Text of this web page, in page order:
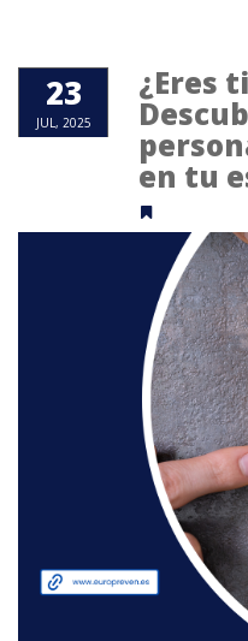
23
JUL, 2025
¿Eres
en tu